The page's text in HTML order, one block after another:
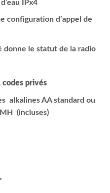
IPx4
configuration d’appel de
donne le statut de la radio
codes privés
alkalines AA standard ou
(incluses)